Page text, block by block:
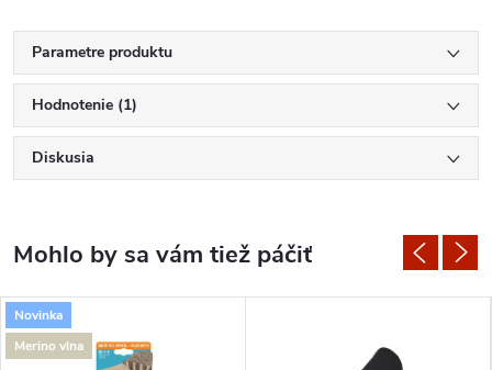
Parametre produktu
Hodnotenie (1)
Diskusia
Novinka
Merino vlna